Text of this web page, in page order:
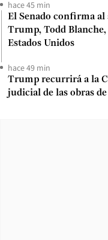
hace 45 min
El Senado confirma al
Trump, Todd
Estados Unidos
hace 49 min
Trump recurrirá a la
judicial de las obras